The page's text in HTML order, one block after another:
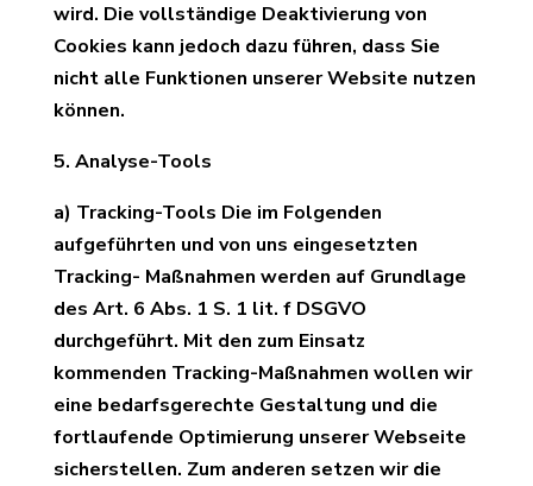
wird. Die vollständige Deaktivierung von
Cookies kann jedoch dazu führen, dass Sie
nicht alle Funktionen unserer Website nutzen
können.
5. Analyse-Tools
a) Tracking-Tools Die im Folgenden
aufgeführten und von uns eingesetzten
Tracking- Maßnahmen werden auf Grundlage
des Art. 6 Abs. 1 S. 1 lit. f DSGVO
durchgeführt. Mit den zum Einsatz
kommenden Tracking-Maßnahmen wollen wir
eine bedarfsgerechte Gestaltung und die
fortlaufende Optimierung unserer Webseite
sicherstellen. Zum anderen setzen wir die